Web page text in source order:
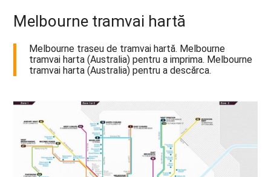
Melbourne tramvai hartă
Melbourne traseu de tramvai hartă. Melbourne
tramvai harta (Australia) pentru a imprima. Melbourne
tramvai harta (Australia) pentru a descărca.